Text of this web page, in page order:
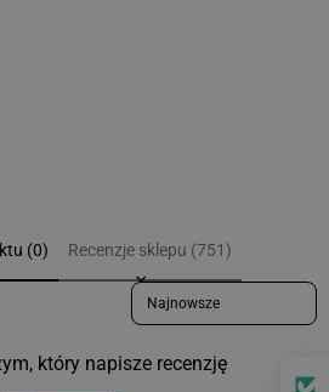
(0) Recenzje sklepu (751)
Sort reviews by
który napisze recenzję